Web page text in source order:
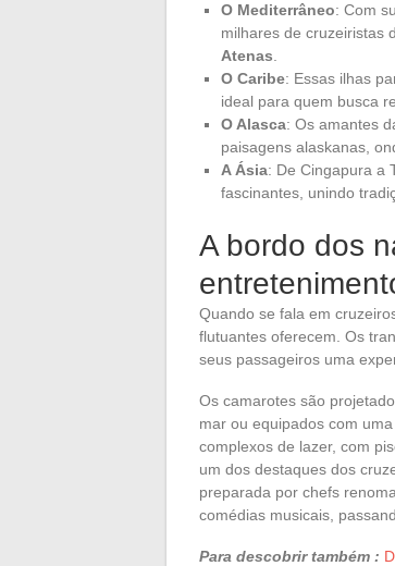
O Mediterrâneo: Com
milhares de cruzeiristas
Atenas
O Caribe: Essas ilhas
ideal para quem busca
O Alasca: Os amantes
paisagens alaskanas,
A Ásia: De Cingapura a
fascinantes, unindo
A bordo dos
Quando se fala em
flutuantes oferecem. Os
seus passageiros uma
Os camarotes são
mar ou equipados com
complexos de lazer, com
um dos destaques dos
preparada por chefs
comédias musicais,
Para descobrir também :